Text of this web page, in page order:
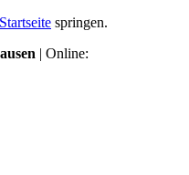
springen.
| Online: